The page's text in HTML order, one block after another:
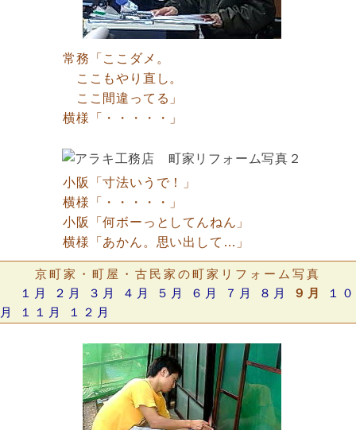
常務「ここダメ。
ここもやり直し。
ここ間違ってる」
横様「・・・・・」
小阪「寸法いうで！」
横様「・・・・・」
小阪「何ボーっとしてんねん」
横様「あかん。思い出して…」
京町家・町屋・古民家の町家リフォーム写真
１月
２月 ３月 ４月 ５月 ６月 ７月 ８月 ９月
１０
月
１１月 １２月